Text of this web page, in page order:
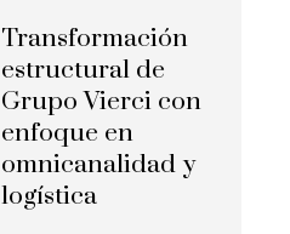
Transformación
estructural de
Grupo Vierci con
enfoque en
omnicanalidad y
logística